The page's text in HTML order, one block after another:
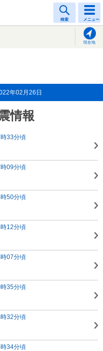
検索 メニュー
現在地
年02月26日
情報
33分頃
09分頃
50分頃
12分頃
07分頃
35分頃
32分頃
34分頃